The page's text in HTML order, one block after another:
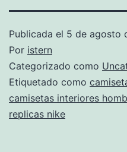
Publicada el 5 de agosto
Por istern
Categorizado como
Etiquetado como
camisetas interiores
replicas nike